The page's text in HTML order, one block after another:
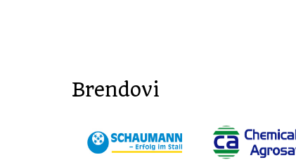
Brendovi